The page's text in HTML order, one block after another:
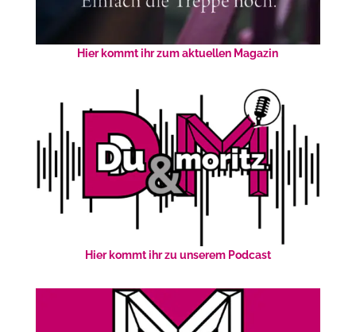
Hier kommt ihr zum aktuellen Magazin
Hier kommt ihr zu unserem Podcast